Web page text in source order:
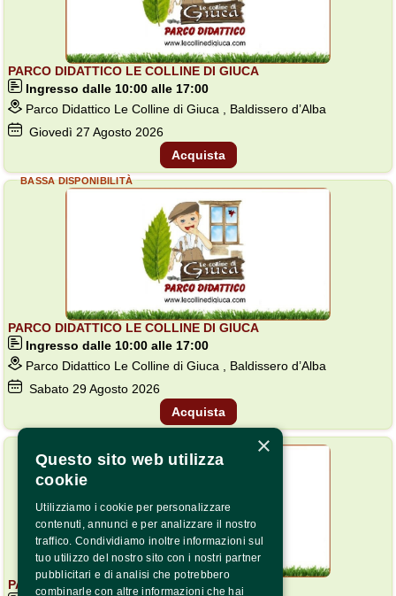
PARCO DIDATTICO LE COLLINE DI GIUCA
Ingresso dalle 10:00 alle 17:00
Parco Didattico Le Colline di Giuca , Baldissero d’Alba
Giovedì 27 Agosto 2026
Acquista
PARCO DIDATTICO LE COLLINE DI GIUCA
Ingresso dalle 10:00 alle 17:00
Parco Didattico Le Colline di Giuca , Baldissero d’Alba
Sabato 29Agosto 2026
BASSA DISPONIBILITÀ
Acquista
PARCO DIDATTICO LE COLLINE DI GIUCA
×
Questo sito web utilizza
cookie
Utilizziamo i cookie per personalizzare
contenuti, annunci e per analizzare il nostro
traffico. Condividiamo inoltre informazioni sul
tuo utilizzo del nostro sito con i nostri partner
pubblicitari e di analisi che potrebbero
combinarle con altre informazioni che hai